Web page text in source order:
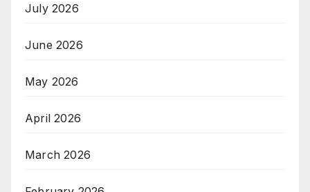
July 2026
June 2026
May 2026
April 2026
March 2026